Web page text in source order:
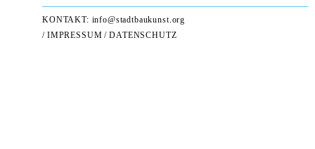
KONTAKT: info@stadtbaukunst.org
/ IMPRESSUM / DATENSCHUTZ